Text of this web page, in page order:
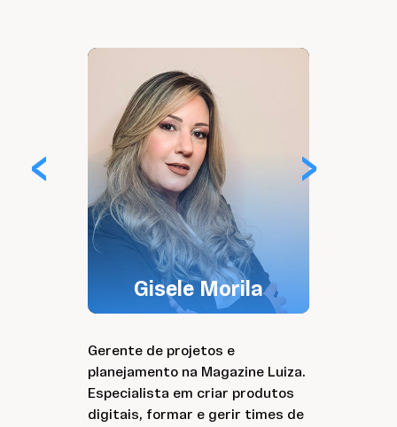
Gisele Morila
Gerente de projetos e
planejamento na Magazine Luiza.
Especialista em criar produtos
digitais, formar e gerir times de
‹ ›